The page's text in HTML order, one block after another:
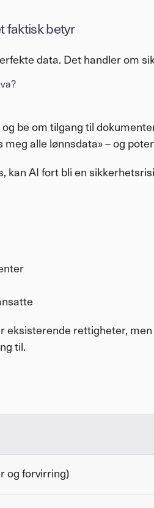
faktisk betyr
data. Det handler om
be om tilgang til
alle lønnsdata» – og
kan AI fort bli en
eksisterende rettigheter,
til.
og forvirring)